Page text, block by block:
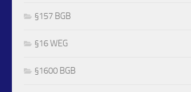
§157 BGB
§16 WEG
§1600 BGB